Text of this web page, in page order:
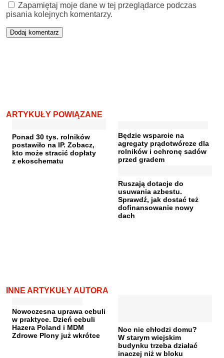
Zapamiętaj moje dane w tej przeglądarce podczas
pisania kolejnych komentarzy.
ARTYKUŁY POWIĄZANE
Ponad 30 tys. rolników
postawiło na IP. Zobacz,
kto może stracić dopłaty
z ekoschematu
Będzie wsparcie na
agregaty prądotwórcze dla
rolników i ochronę sadów
przed gradem
Ruszają dotacje do
usuwania azbestu.
Sprawdź, jak dostać też
dofinansowanie nowy
dach
INNE ARTYKUŁY AUTORA
Nowoczesna uprawa cebuli
w praktyce. Dzień cebuli
Hazera Poland i MDM
Zdrowe Plony już wkrótce
Noc nie chłodzi domu?
W starym wiejskim
budynku trzeba działać
inaczej niż w bloku